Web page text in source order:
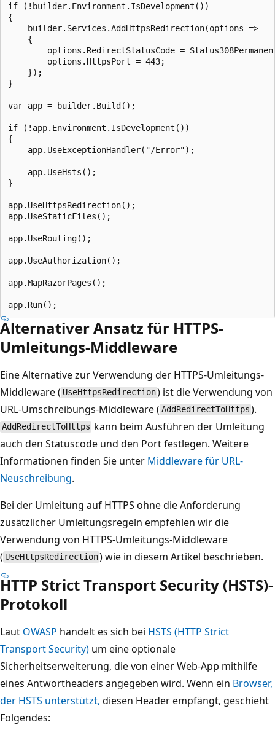
if (!builder.Environment.IsDevelopment())
{
    builder.Services.AddHttpsRedirection(options =>
    {
options.RedirectStatusCode =
        options.HttpsPort = 443;
    });
}
var app = builder.Build();
if (!app.Environment.IsDevelopment())
{
    app.UseExceptionHandler("/Error");
    app.UseHsts();
}
app.UseHttpsRedirection();
app.UseStaticFiles();
app.UseRouting();
app.UseAuthorization();
app.MapRazorPages();
Alternativer Ansatz für HTTPS-
Umleitungs-Middleware
Eine Alternative zur Verwendung der HTTPS-Umleitungs-
Middleware ( UseHttpsRedirection) ist die Verwendung von
URL-Umschreibungs-Middleware ( AddRedirectToHttps ).
AddRedirectToHttps kann beim Ausführen der Umleitung
auch den Statuscode und den Port festlegen. Weitere
Informationen finden Sie unter Middleware für URL-
Neuschreibung.
Bei der Umleitung auf HTTPS ohne die Anforderung
zusätzlicher Umleitungsregeln empfehlen wir die
Verwendung von HTTPS-Umleitungs-Middleware
( UseHttpsRedirection) wie in diesem Artikel beschrieben.
HTTP Strict Transport Security (HSTS)-
Protokoll
Laut OWASP handelt es sich bei HSTS (HTTP Strict
Transport Security) um eine optionale
Sicherheitserweiterung, die von einer Web-App mithilfe
eines Antwortheaders angegeben wird. Wenn ein Browser,
der HSTS unterstützt, diesen Header empfängt, geschieht
Folgendes: